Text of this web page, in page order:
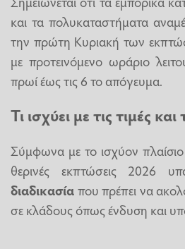
και τα πολυκαταστήματα
την πρώτη Κυριακή των
με προτεινόμενο ωράριο
πρωί έως τις 6 το απόγευμα.
Τι ισχύει με τις τιμές
Σύμφωνα με το ισχύον πλαίσιο
θερινές εκπτώσεις 2026
διαδικασίαπου πρέπει να
σε κλάδους όπως ένδυση και